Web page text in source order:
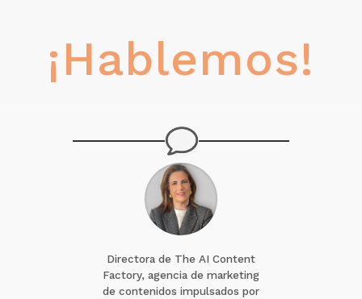
¡Hablemos!
Directora de The AI Content
Factory, agencia de marketing
de contenidos impulsados por